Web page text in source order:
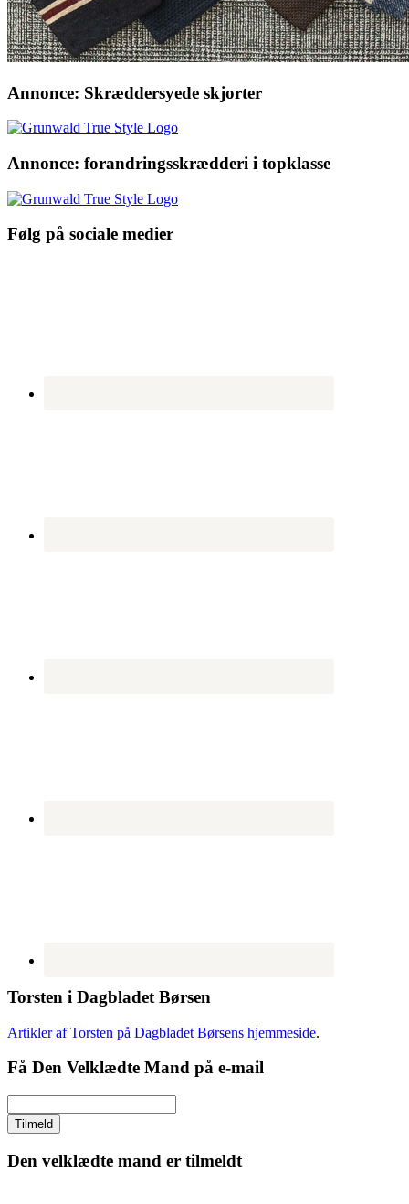
Annonce: Skræddersyede skjorter
Annonce: forandringsskrædderi i topklasse
Følg på sociale medier
Torsten i Dagbladet Børsen
Artikler af Torsten på Dagbladet Børsens hjemmeside.
Få Den Velklædte Mand på e-mail
Den velklædte mand er tilmeldt